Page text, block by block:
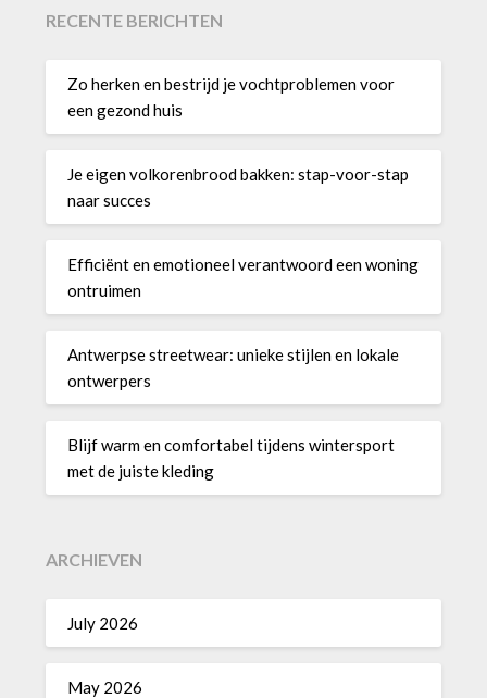
RECENTE BERICHTEN
Zo herken en bestrijd je vochtproblemen voor
een gezond huis
Je eigen volkorenbrood bakken: stap-voor-stap
naar succes
Efficiënt en emotioneel verantwoord een woning
ontruimen
Antwerpse streetwear: unieke stijlen en lokale
ontwerpers
Blijf warm en comfortabel tijdens wintersport
met de juiste kleding
ARCHIEVEN
July 2026
May 2026